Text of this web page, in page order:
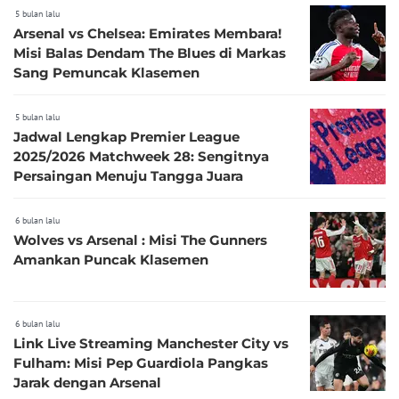
5 bulan lalu
Arsenal vs Chelsea: Emirates Membara!
Misi Balas Dendam The Blues di Markas
Sang Pemuncak Klasemen
5 bulan lalu
Jadwal Lengkap Premier League
2025/2026 Matchweek 28: Sengitnya
Persaingan Menuju Tangga Juara
6 bulan lalu
Wolves vs Arsenal : Misi The Gunners
Amankan Puncak Klasemen
6 bulan lalu
Link Live Streaming Manchester City vs
Fulham: Misi Pep Guardiola Pangkas
Jarak dengan Arsenal